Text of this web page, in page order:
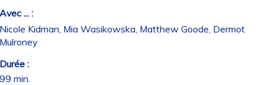
... :
Kidman, Mia Wasikowska, Matthew Goode, Dermot
:
min.